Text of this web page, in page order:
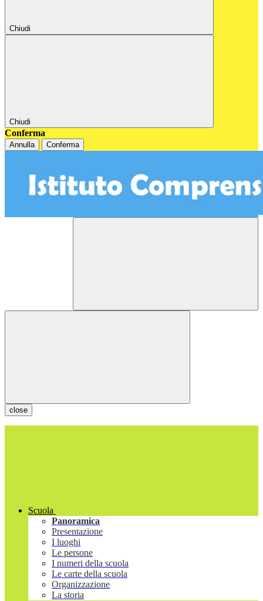
Chiudi
Chiudi
Conferma
Annulla Conferma
close
Scuola
Panoramica
Presentazione
I luoghi
Le persone
I numeri della scuola
Le carte della scuola
Organizzazione
La storia